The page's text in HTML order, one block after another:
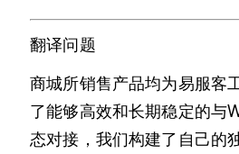
翻译问题
商城所销售产品均为易服客
了能够高效和长期稳定的与
态对接，我们构建了自己的